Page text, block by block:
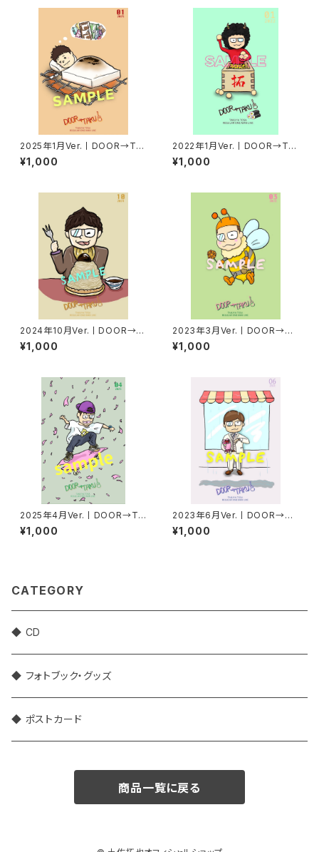
2025年1月Ver.丨DOOR→TA
KUポストカード
¥1,000
2022年1月Ver.丨DOOR→TA
KUポストカード
¥1,000
2024年10月Ver.丨DOOR→T
AKUポストカード
¥1,000
2023年3月Ver.丨DOOR→TA
KUポストカード
¥1,000
2025年4月Ver.丨DOOR→TA
KUポストカード
¥1,000
2023年6月Ver.丨DOOR→TA
KUポストカード
¥1,000
CATEGORY
◆ CD
◆ フォトブック・グッズ
◆ ポストカード
商品一覧に戻る